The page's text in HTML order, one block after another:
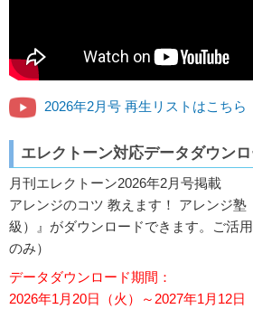
2026年2月号 再生リストはこちら
エレクトーン対応データダウン
月刊エレクトーン2026年2月号掲載
アレンジのコツ 教えます！ アレンジ塾
級）』がダウンロードできます。ご活
のみ）
データダウンロード期間：
2026年1月20日（火）～2027年1月12日